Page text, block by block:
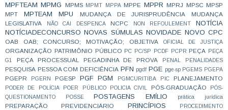
MPFTEAM MPMG MPMS MPMT MPPA MPPE MPPR MPRJ MPSC MPSP
MPT
MPTEAM MPU MUDANÇA DE JURISPRUDÊNCIA
MUDANÇA
LEGISLATIVA
NÃO CAI DESPENCA NCPC NON REFOULEMENT
NOTÍCIA
NOTÍCIADECONCURSO NOVAS SÚMULAS NOVIDADE NOVO CPC
OAB OAB; CONCURSO; MOTIVAÇÃO; OBJETIVA OFICIAL DE JUSTIÇA
ORGANIZAÇÃO PATRIMÔNIO PÚBLICO PC PC/SP PCDF PCPR PEÇA
PEÇA
G1
PEÇA PROCESSUAL PEGADINHA DE PROVA PENAL PENALIDADES
PESQUISA PESSOA COM DEFICIÊNCIA PFN pgdf PGE pge-sp PGEMS PGEPA
PGEPR PGERN PGESP PGF PGM PGMCURITIBA PIC PLANEJAMENTO
PODER DE POLÍCIA POER PÚBLICO POLICIA CIVIL PÓS-GRADUAÇÃO
PÓS-
QUESTIONAMENTO
POSSE POSTAGENS EMÍLIO prática jurídica
PREPARAÇÃO PREVIDENCIÁRIO PRINCÍPIOS
PROCEDIMENTO